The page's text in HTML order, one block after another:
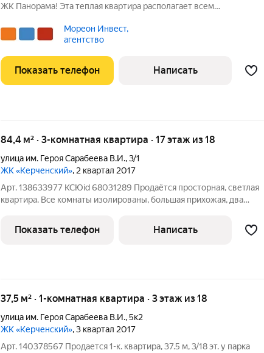
ЖК Панорама! Эта теплая квартира располагает всем
территории комплекса вы найдете детские, тренировочные,
футбольные и баскетбольные
Мореон Инвест,
агентство
Показать телефон Написать
84,4 м² · 3-комнатная квартира · 17 этаж из 18
улица им. Героя Сарабеева В.И.,3/1
ЖК «Керченский», 2 квартал 2017
Арт. 138633977 КСЮid 68031289 Продаётся просторная, светлая
квартира. Все комнаты изолированы, большая прихожая, два
вся мебель и бытовая техника. Панорама- один из популярных
районов
Показать телефон Написать
37,5 м² · 1-комнатная квартира · 3 этаж из 18
улица им. Героя Сарабеева В.И.,5к2
ЖК «Керченский», 3 квартал 2017
Арт. 140378567 Продается 1-к. квартира, 37.5 м, 3/18 эт. у парка